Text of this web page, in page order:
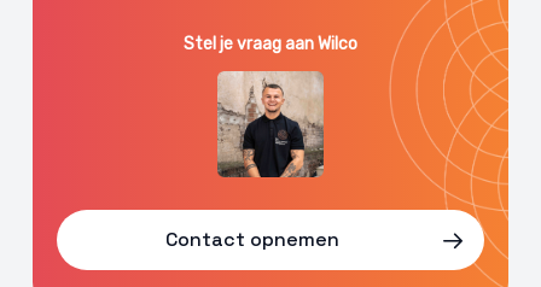
Stel je vraag aan Wilco
Contact opnemen